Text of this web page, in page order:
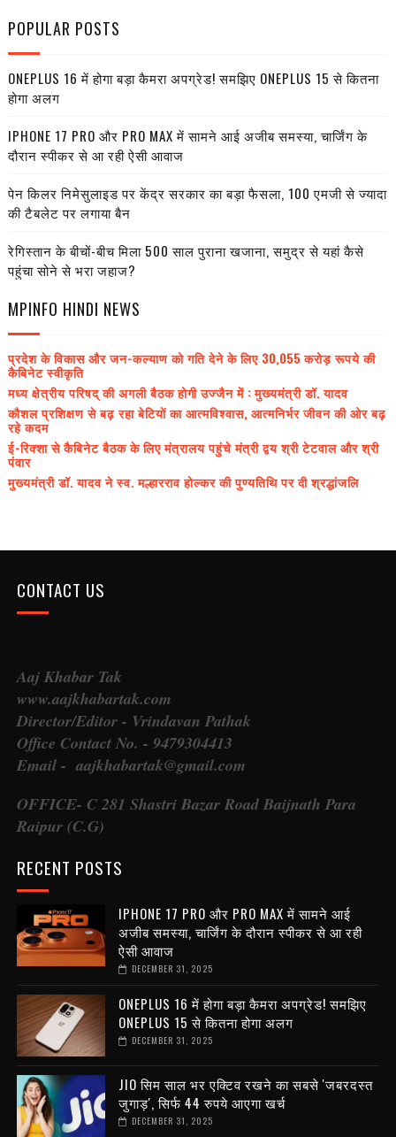
POPULAR POSTS
ONEPLUS 16 में होगा बड़ा कैमरा अपग्रेड! समझिए ONEPLUS 15 से कितना
होगा अलग
IPHONE 17 PRO और PRO MAX में सामने आई अजीब समस्या, चार्जिंग के
दौरान स्पीकर से आ रही ऐसी आवाज
पेन किलर निमेसुलाइड पर केंद्र सरकार का बड़ा फैसला, 100 एमजी से ज्यादा
की टैबलेट पर लगाया बैन
रेगिस्तान के बीचों-बीच मिला 500 साल पुराना खजाना, समुद्र से यहां कैसे
पहुंचा सोने से भरा जहाज?
MPINFO HINDI NEWS
प्रदेश के विकास और जन-कल्याण को गति देने के लिए 30,055 करोड़ रूपये की
कैबिनेट स्वीकृति
मध्य क्षेत्रीय परिषद् की अगली बैठक होगी उज्जैन में : मुख्यमंत्री डॉ. यादव
कौशल प्रशिक्षण से बढ़ रहा बेटियों का आत्मविश्वास, आत्मनिर्भर जीवन की ओर बढ़
रहे कदम
ई-रिक्शा से कैबिनेट बैठक के लिए मंत्रालय पहुंचे मंत्री द्वय श्री टेटवाल और श्री
पंवार
मुख्यमंत्री डॉ. यादव ने स्व. मल्हारराव होल्कर की पुण्यतिथि पर दी श्रद्धांजलि
CONTACT US
Aaj Khabar Tak
www.aajkhabartak.com
Director/Editor - Vrindavan Pathak
Office Contact No. - 9479304413
Email - aajkhabartak@gmail.com
OFFICE- C 281 Shastri Bazar Road Baijnath Para
Raipur (C.G)
RECENT POSTS
IPHONE 17 PRO और PRO MAX में सामने आई
अजीब समस्या, चार्जिंग के दौरान स्पीकर से आ रही
ऐसी आवाज
DECEMBER 31, 2025
ONEPLUS 16 में होगा बड़ा कैमरा अपग्रेड! समझिए
ONEPLUS 15 से कितना होगा अलग
DECEMBER 31, 2025
JIO सिम साल भर एक्टिव रखने का सबसे 'जबरदस्त
जुगाड़', सिर्फ 44 रुपये आएगा खर्च
DECEMBER 31, 2025